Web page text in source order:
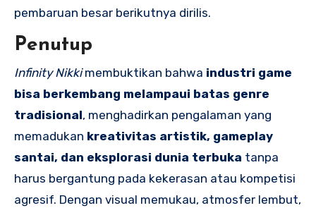
pembaruan besar berikutnya dirilis.
Penutup
Infinity Nikkimembuktikan bahwa industri game
bisa berkembang melampaui batas genre
tradisional, menghadirkan pengalaman yang
memadukan kreativitas artistik, gameplay
santai, dan eksplorasi dunia terbuka tanpa
harus bergantung pada kekerasan atau kompetisi
agresif. Dengan visual memukau, atmosfer lembut,